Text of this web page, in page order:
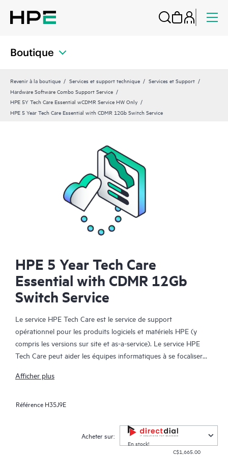
Boutique
Revenir à la boutique Services et support technique
Services et Support
Hardware Software Combo Support Service
HPE 5Y Tech Care Essential wCDMR Service HW Only
HPE 5 Year Tech Care Essential with CDMR 12Gb Switch Service
HPE 5 Year Tech Care
Essential with CDMR 12Gb
Switch Service
Le service HPE Tech Care est le service de support
opérationnel pour les produits logiciels et matériels HPE (y
compris les versions sur site et as-a-service). Le service HPE
Tech Care peut aider les équipes informatiques à se focaliser
chercher proactivement de meilleures méthodes de travail,
spécialistes produit et fournit des conseils techniques généraux,
qui aideront les Clients à réduire les risques et à trouver des
méthodes de travail plus efficaces. Les Clients du service HPE
Afficher plus
Référence H35J9E
Acheter sur:
En stock!
C$1,665.00